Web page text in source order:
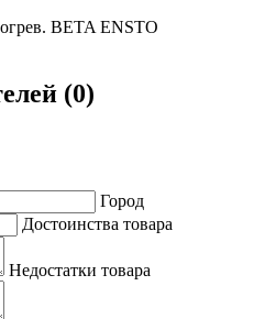
BETA ENSTO
(0)
Город
Достоинства товара
Недостатки товара